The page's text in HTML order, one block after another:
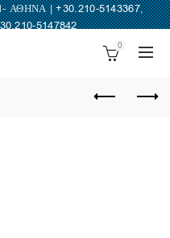
ΑΘΗΝΑ |+30.210-5143367,
5147842
0